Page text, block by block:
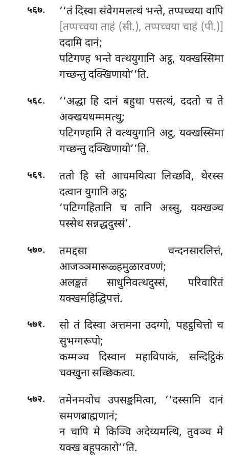
५६७.
‘‘तं दिस्वा संवेगमलत्थं भन्ते, तप्पच्चया वापि
[तप्पच्चया ताहं (सी.), तप्पच्चया चाहं (पी.)]
ददामि दानं;
पटिगण्ह भन्ते वत्थयुगानि अट्ठ, यक्खस्सिमा
गच्छन्तु दक्खिणायो’’ति.
५६८.
‘‘अद्धा हि दानं बहुधा पसत्थं, ददतो च ते
अक्खयधम्ममत्थु;
पटिगण्हामिते वत्थयुगानि अट्ठ, यक्खस्सिमा
गच्छन्तु दक्खिणायो’’ति.
५६९.
ततो हि सो आचमयित्वा लिच्छवि, थेरस्स
दत्वान युगानि अट्ठ;
‘पटिग्गहितानि च तानि अस्सु, यक्खञ्च
पस्सेथ सन्नद्धदुस्सं’.
५७०.
तमद्दसा चन्दनसारलित्तं,
आजञ्ञमारूळ्हमुळारवण्णं;
अलङ्कतं साधुनिवत्थदुस्सं, परिवारितं
यक्खमहिद्धिपत्तं.
५७१. सो तं दिस्वा अत्तमना उदग्गो, पहट्ठचित्तो च
सुभग्गरूपो;
कम्मञ्च दिस्वान महाविपाकं, सन्दिट्ठिकं
चक्खुना सच्छिकत्वा.
५७२. तमेनमवोचउपसङ्कमित्वा, ‘‘दस्सामि दानं
समणब्राह्मणानं;
न चापि मे किञ्चि अदेय्यमत्थि, तुवञ्च मे
यक्ख बहूपकारो’’ति.